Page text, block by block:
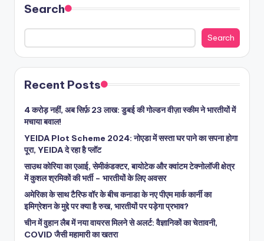
Search
Search
Recent Posts
4 करोड़ नहीं, अब सिर्फ़ 23 लाख: डुबई की गोल्डन वीज़ा स्कीम ने भारतीयों में
मचाया बवाल!
YEIDA Plot Scheme 2024: नोएडा में सस्ता घर पाने का सपना होगा
पूरा, YEIDA दे रहा है प्लॉट
साउथ कोरिया का एआई, सेमीकंडक्टर, बायोटेक और क्वांटम टेक्नोलॉजी क्षेत्र
में कुशल श्रमिकों की भर्ती – भारतीयों के लिए अवसर
अमेरिका के साथ टैरिफ वॉर के बीच कनाडा के नए पीएम मार्क कार्नी का
इमिग्रेशन के मुद्दे पर क्या है रुख, भारतीयों पर पड़ेगा प्रभाव?
चीन में वुहान लैब में नया वायरस मिलने से अलर्ट: वैज्ञानिकों का चेतावनी,
COVID जैसी महामारी का खतरा